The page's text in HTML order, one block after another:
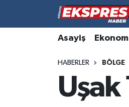
Asayiş
HABERLER BÖLGE
Uşak
Altıntaş
Aslanapa
Hava Durumu
Trafik Durumu
Süper Lig Puan Durumu